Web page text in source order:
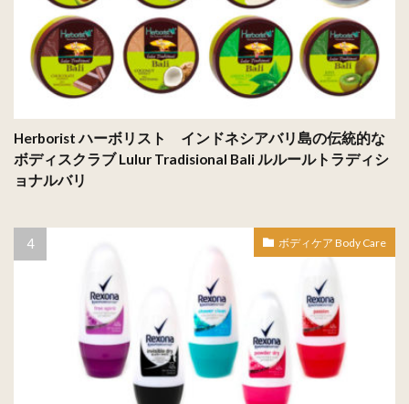
Herborist ハーボリスト インドネシアバリ島の伝統的な
ボディスクラブ Lulur Tradisional Bali ルルールトラディシ
ョナルバリ
ボディケア Body Care